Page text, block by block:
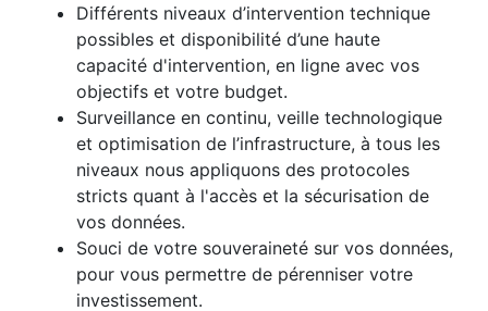
Différents niveaux d’intervention technique
possibles et disponibilité d’une haute
capacité d'intervention, en ligne avec vos
objectifs et votre budget.
Surveillance en continu, veille technologique
et optimisation de l’infrastructure, à tous les
niveaux nous appliquons des protocoles
stricts quant à l'accès et la sécurisation de
vos données.
Souci de votre souveraineté sur vos données,
pour vous permettre de pérenniser votre
investissement.